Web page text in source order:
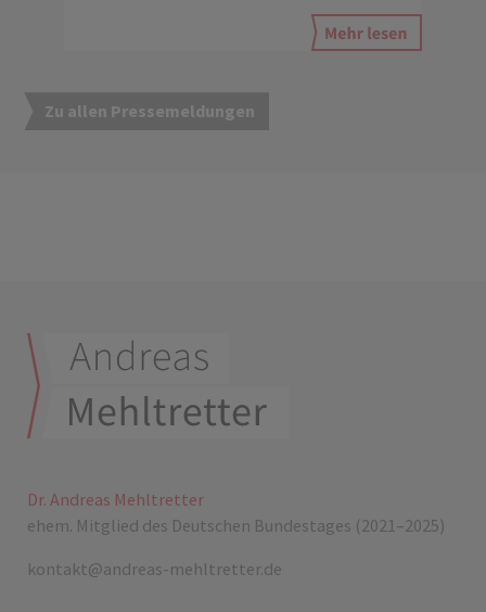
Zu allen Pressemeldungen
Dr. Andreas Mehltretter
ehem. Mitglied des Deutschen Bundestages (2021–2025)
kontakt@andreas-mehltretter.de